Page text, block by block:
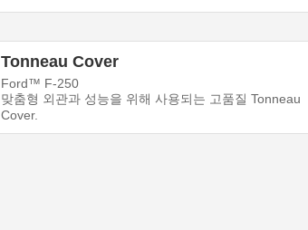
Tonneau Cover
Ford™ F-250
맞춤형 외관과 성능을 위해 사용되는 고품질 Tonneau
Cover.